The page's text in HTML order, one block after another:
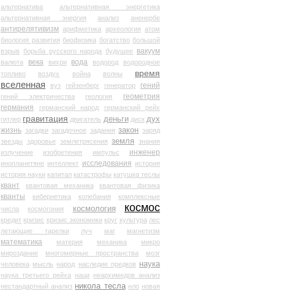
альтернатива
альтернативная энергетика
альтернативная энергия
анализ аненербе
антирелятивизм арифметика археология атом
биология развития биофизика богатство большой
взрыв
борьба русского народа будущее вакуум
валюта века вихри вода водород
водородное
топливо
воздух война волны
время
вселенная
вуз гейзенберг генератор гений
гений электричества геология
геометрия
германия
германский народ
германский рейх
гитлер гравитация двигатель деньги диск дух
жизнь загадки загадочное задания закон заряд
звезды
здоровье землетрясения земля
знания
излучение
изобретения импульс инженер
инопланетяне интеллект исследования история
история науки капитал катастрофы катушка теслы
квант квантовая механика квантовая физика
кванты кибернетика колебания
комплексные
числа
космогония космология космос
кредит кризис кризис экономики круг культура лес
летающие тарелки
луч маг магнетизм
математика материя механика
микро
мироздание
многомерные пространства
мозг
человека мысль народ наследие предков наука
наука третьего рейха наци
неархимедов анализ
нестандартный анализ никола тесла нло новая